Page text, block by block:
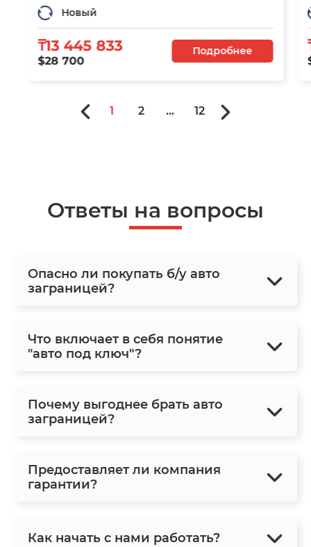
Новый
₸13 445 833
$28 700
Подробнее
1 2 ... 12
Ответы на вопросы
Опасно ли покупать б/у авто
заграницей?
Что включает в себя понятие
"авто под ключ"?
Почему выгоднее брать авто
заграницей?
Предоставляет ли компания
гарантии?
Как начать с нами работать?